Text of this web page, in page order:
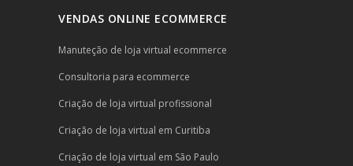
VENDAS ONLINE ECOMMERCE
Manuteção de loja virtual ecommerce
Consultoria para ecommerce
Criação de loja virtual profissional
Criação de loja virtual em Curitiba
Criação de loja virtual em São Paulo